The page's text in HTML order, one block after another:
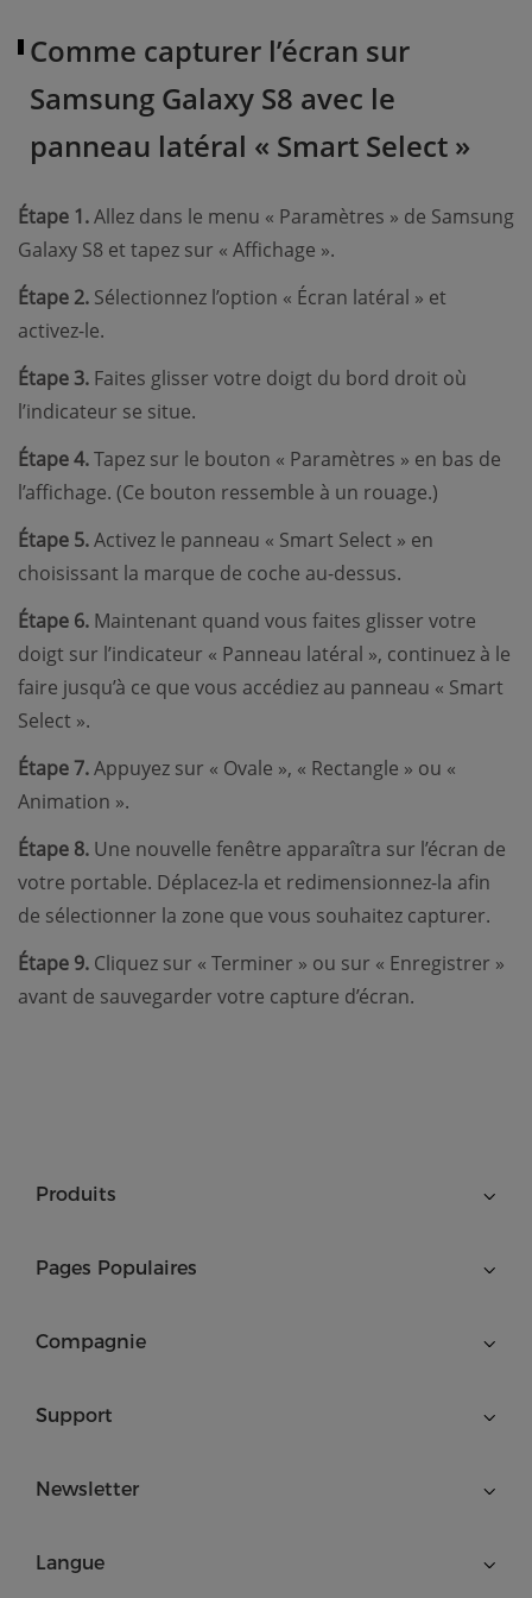
Comme capturer l’écran sur
Samsung Galaxy S8 avec le
panneau latéral « Smart Select »
Étape 1.Allez dans le menu « Paramètres » de Samsung
Galaxy S8 et tapez sur « Affichage ».
Étape 2. Sélectionnez l’option « Écran latéral » et
activez-le.
Étape 3. Faites glisser votre doigt du bord droit où
l’indicateur se situe.
Étape 4.Tapez sur le bouton « Paramètres » en bas de
l’affichage. (Ce bouton ressemble à un rouage.)
Étape 5.Activez le panneau « Smart Select » en
choisissant la marque de coche au-dessus.
Étape 6. Maintenant quand vous faites glisser votre
doigt sur l’indicateur « Panneau latéral », continuez à le
faire jusqu’à ce que vous accédiez au panneau « Smart
Select ».
Étape 7.Appuyez sur « Ovale », « Rectangle » ou «
Animation ».
Étape 8. Une nouvelle fenêtre apparaîtra sur l’écran de
votre portable. Déplacez-la et redimensionnez-la afin
de sélectionner la zone que vous souhaitez capturer.
Étape 9. Cliquez sur « Terminer » ou sur « Enregistrer »
avant de sauvegarder votre capture d’écran.
Produits
Pages Populaires
Compagnie
Support
Newsletter
Langue